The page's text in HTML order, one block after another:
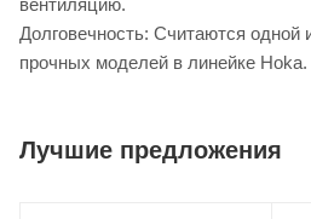
вентиляцию.
Долговечность: Считаются
прочных моделей в линейке Hoka.
Лучшие предложения